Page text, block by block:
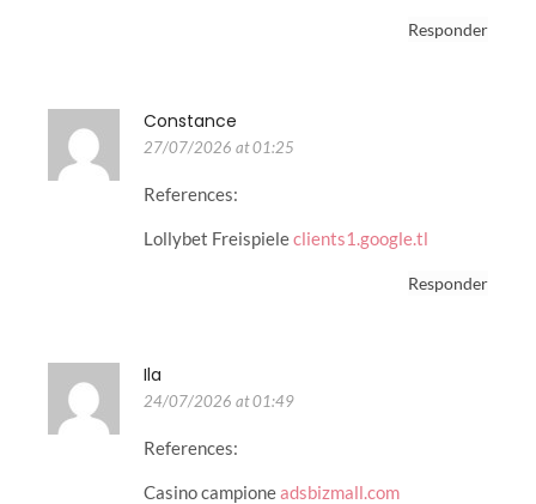
Responder
Constance
27/07/2026 at 01:25
References:
Lollybet Freispieleclients1.google.tl
Responder
Ila
24/07/2026 at 01:49
References:
Casino campioneadsbizmall.com